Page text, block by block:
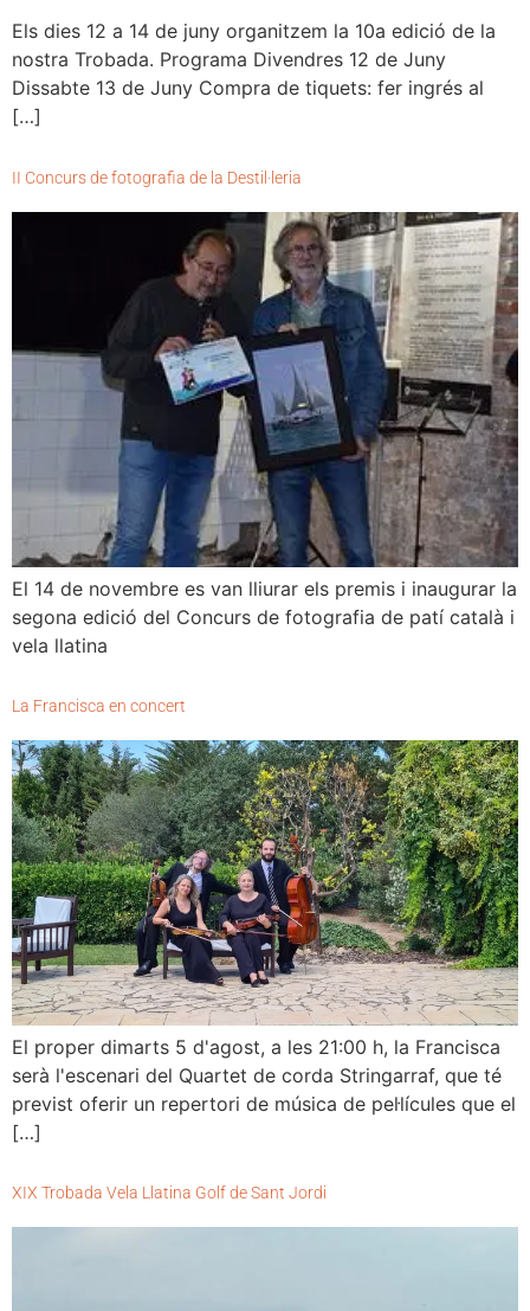
Els dies 12 a 14 de juny organitzem la 10a edició de la
nostra Trobada. Programa Divendres 12 de Juny
Dissabte 13 de Juny Compra de tiquets: fer ingrés al
[…]
II Concurs de fotografia de la Destil·leria
El 14 de novembre es van lliurar els premis i inaugurar la
segona edició del Concurs de fotografia de patí català i
vela llatina
La Francisca en concert
El proper dimarts 5 d'agost, a les 21:00 h, la Francisca
serà l'escenari del Quartet de corda Stringarraf, que té
previst oferir un repertori de música de pel·lícules que el
[…]
XIX Trobada Vela Llatina Golf de Sant Jordi